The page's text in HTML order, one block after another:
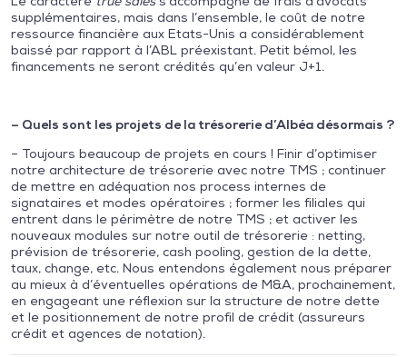
supplémentaires, mais dans l’ensemble, le coût de notre
ressource financière aux Etats-Unis a considérablement
baissé par rapport à l’ABL préexistant. Petit bémol, les
financements ne seront crédités qu’en valeur J+1.
– Quels sont les projets de la trésorerie d’Albéa désormais ?
– Toujours beaucoup de projets en cours ! Finir d’optimiser
notre architecture de trésorerie avec notre TMS ; continuer
de mettre en adéquation nos process internes de
signataires et modes opératoires ; former les filiales qui
entrent dans le périmètre de notre TMS ; et activer les
nouveaux modules sur notre outil de trésorerie : netting,
prévision de trésorerie, cash pooling, gestion de la dette,
taux, change, etc. Nous entendons également nous préparer
au mieux à d’éventuelles opérations de M&A, prochainement,
en engageant une réflexion sur la structure de notre dette
et le positionnement de notre profil de crédit (assureurs
crédit et agences de notation).